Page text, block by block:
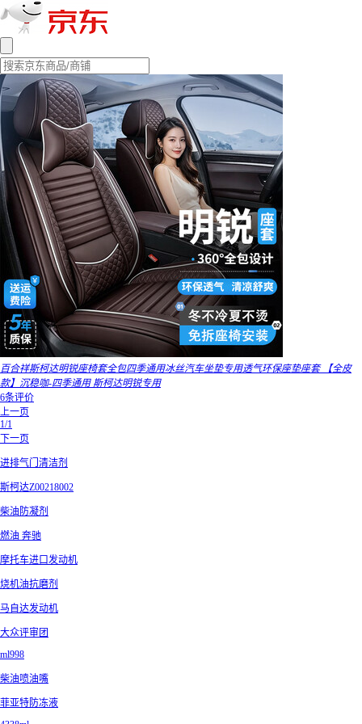
百合祥斯柯达明锐座椅套全包四季通用冰丝汽车坐垫专用透气环保座垫座套 【全皮
款】沉稳咖-四季通用 斯柯达明锐专用
6条评价
上一页
1/1
下一页
进排气门清洁剂
斯柯达Z00218002
柴油防凝剂
燃油 奔驰
摩托车进口发动机
烧机油抗磨剂
马自达发动机
大众评审团
ml998
柴油喷油嘴
菲亚特防冻液